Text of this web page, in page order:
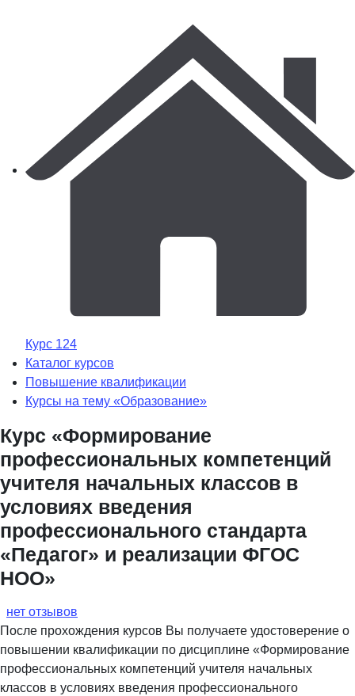
Курс 124
Каталог курсов
Повышение квалификации
Курсы на тему «Образование»
Курс «Формирование
профессиональных компетенций
учителя начальных классов в
условиях введения
профессионального стандарта
«Педагог» и реализации ФГОС
НОО»
нет отзывов
После прохождения курсов Вы получаете удостоверение о
повышении квалификации по дисциплине «Формирование
профессиональных компетенций учителя начальных
классов в условиях введения профессионального